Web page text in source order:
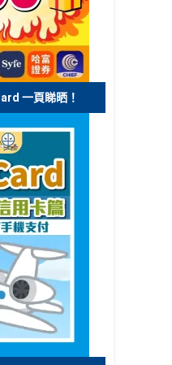
一頁睇晒！